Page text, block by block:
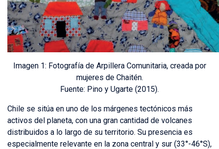
Imagen 1: Fotografía de Arpillera Comunitaria, creada por
mujeres de Chaitén.
Fuente: Pino y Ugarte (2015).
Chile se sitúa en uno de los márgenes tectónicos más
activos del planeta, con una gran cantidad de volcanes
distribuidos a lo largo de su territorio. Su presencia es
especialmente relevante en la zona central y sur (33°-46°S),